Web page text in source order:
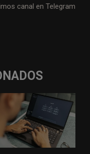
canal en Telegram